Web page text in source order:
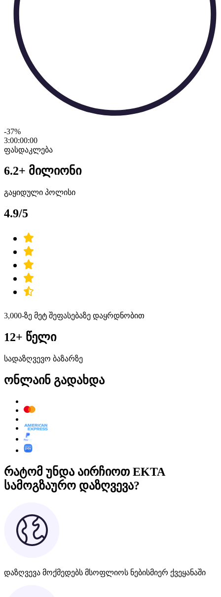
-37%
3:00:00:00
ფასდაკლება
6.2+ მილიონი
გაყიდული პოლისი
4.9/5
3,000-ზე მეტ შეფასებაზე დაყრდნობით
12+ წელი
სადაზღვევო ბაზარზე
ონლაინ გადახდა
რატომ უნდა აირჩიოთ EKTA
სამოგზაურო დაზღვევა?
დაზღვევა მოქმედებს მსოფლიოს ნებისმიერ ქვეყანაში